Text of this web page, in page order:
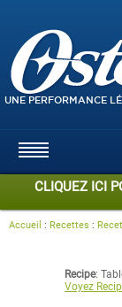
UNE PERFORMANCE
CLIQUEZ ICI
Accueil : Recettes :
Recipe:
Voyez